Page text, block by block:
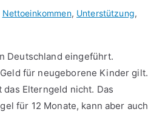
Nettoeinkommen, Unterstützung,
Deutschland eingeführt.
für neugeborene Kinder gilt.
Elterngeld nicht. Das
für 12 Monate, kann aber auch